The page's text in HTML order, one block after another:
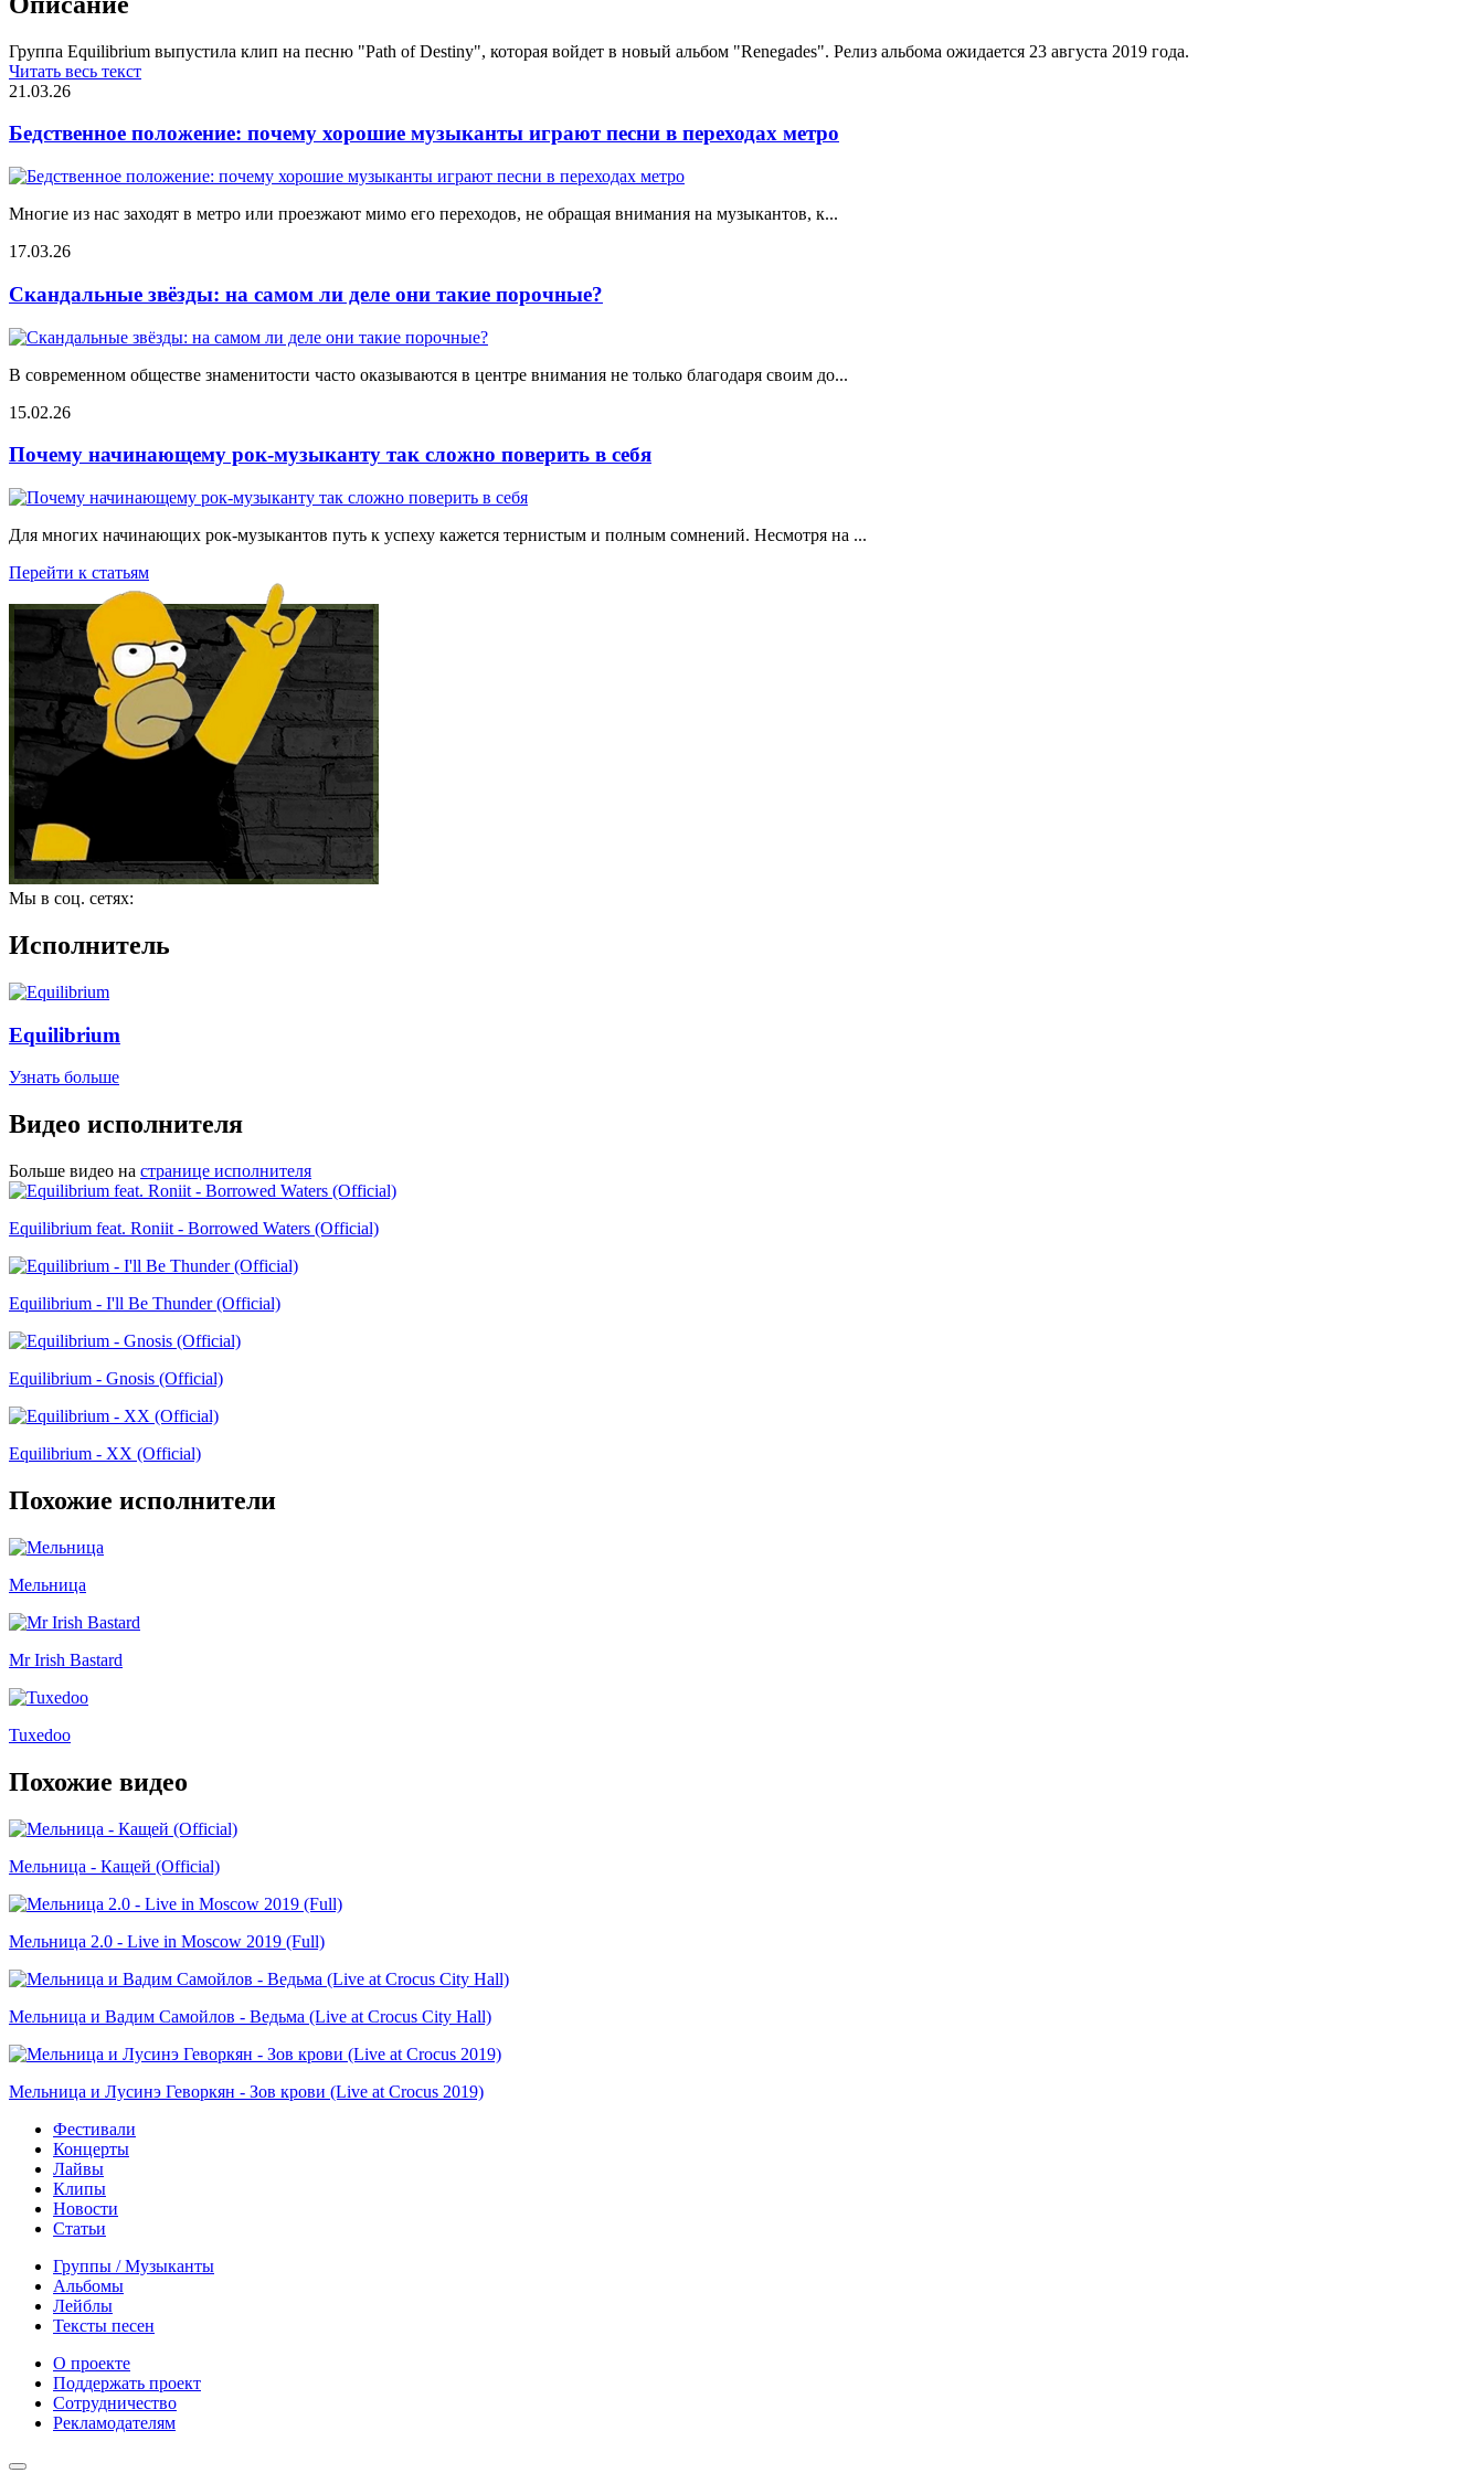
Группа Equilibrium выпустила клип на песню "Path of Destiny", которая войдет в новый альбом "Renegades". Релиз альбома ожидается 23 августа 2019 года.
Читать весь текст
21.03.26
Бедственное положение: почему хорошие музыканты играют песни в переходах метро
Многие из нас заходят в метро или проезжают мимо его переходов, не обращая внимания на музыкантов, к...
17.03.26
Скандальные звёзды: на самом ли деле они такие порочные?
В современном обществе знаменитости часто оказываются в центре внимания не только благодаря своим до...
15.02.26
Почему начинающему рок-музыканту так сложно поверить в себя
Для многих начинающих рок-музыкантов путь к успеху кажется тернистым и полным сомнений. Несмотря на ...
Перейти к статьям
Мы в соц. сетях:
Исполнитель
Equilibrium
Узнать больше
Видео исполнителя
Больше видео на странице исполнителя
Equilibrium feat. Roniit - Borrowed Waters (Official)
Equilibrium - I'll Be Thunder (Official)
Equilibrium - Gnosis (Official)
Equilibrium - XX (Official)
Похожие исполнители
Мельница
Mr Irish Bastard
Tuxedoo
Похожие видео
Мельница - Кащей (Official)
Мельница 2.0 - Live in Moscow 2019 (Full)
Мельница и Вадим Самойлов - Ведьма (Live at Crocus City Hall)
Мельница и Лусинэ Геворкян - Зов крови (Live at Crocus 2019)
Фестивали
Концерты
Лайвы
Клипы
Новости
Статьи
Группы / Музыканты
Альбомы
Лейблы
Тексты песен
О проекте
Поддержать проект
Сотрудничество
Рекламодателям